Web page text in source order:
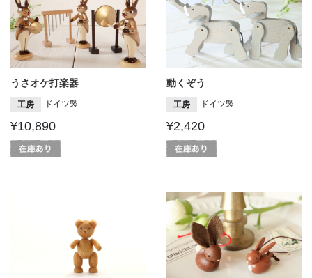
うさオケ打楽器
工房 ドイツ製
¥10,890
動くぞう
工房 ドイツ製
¥2,420